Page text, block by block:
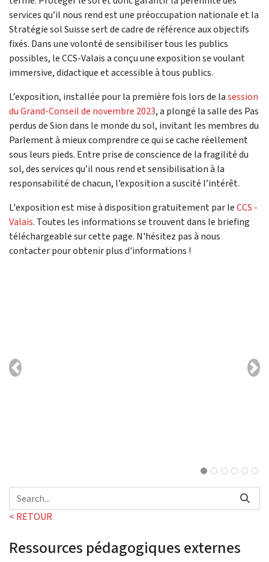
services qu’il nous rend est une préoccupation nationale et la
Stratégie sol Suisse sert de cadre de référence aux objectifs
fixés. Dans une volonté de sensibiliser tous les publics
possibles, le CCS-Valais a conçu une exposition se voulant
immersive, didactique et accessible à tous publics.
L’exposition, installée pour la première fois lors de lasession
du Grand-Conseil de novembre 2023, a plongé la salle des Pas
perdus de Sion dans le monde du sol, invitant les membres du
Parlement à mieux comprendre ce qui se cache réellement
sous leurs pieds. Entre prise de conscience de la fragilité du
sol, des services qu’il nous rend et sensibilisation à la
responsabilité de chacun, l’exposition a suscité l’intérêt.
L'exposition est mise à disposition gratuitement par leCCS -
Valais. Toutes les informations se trouvent dans le briefing
téléchargeable sur cette page. N'hésitez pas à nous
contacter pour obtenir plus d'informations !
Previous
< RETOUR
Ressources pédagogiques externes